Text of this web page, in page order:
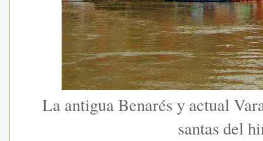
La antigua Benarés y actual
santas del